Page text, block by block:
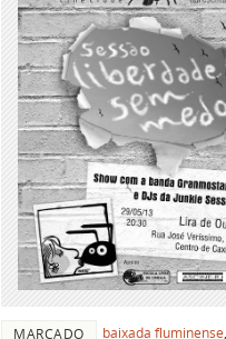
MARCADO baixada fluminense